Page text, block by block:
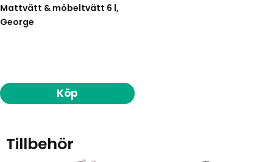
Mattvätt & möbeltvätt 6 l,
George
Köp
Tillbehör